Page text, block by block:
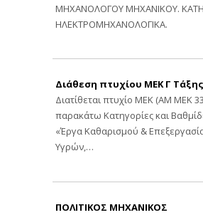
ΜΗΧΑΝΟΛΟΓΟΥ ΜΗΧΑΝΙΚΟΥ.
ΗΛΕΚΤΡΟΜΗΧΑΝΟΛΟΓΙΚΑ.
Διάθεση πτυχίου ΜΕΚ Γ Τάξης
Διατίθεται πτυχίο ΜΕΚ (ΑΜ ΜΕΚ
παρακάτω Κατηγορίες και
«Έργα Καθαρισμού &
Υγρών,…
ΠΟΛΙΤΙΚΟΣ ΜΗΧΑΝΙΚΟΣ